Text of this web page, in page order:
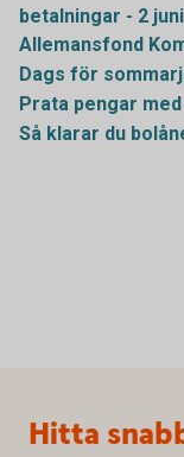
betalningar - 2 juni
Allemansfond
Dags för
Prata pengar
Så klarar du
Sidfot
Hitta